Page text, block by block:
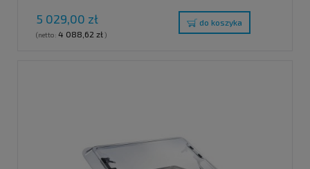
OŚWIETLENIEM I ROLETĄ
HARMONIJKOWĄ
5 029,00 zł
(netto: 4 088,62 zł)
do koszyka